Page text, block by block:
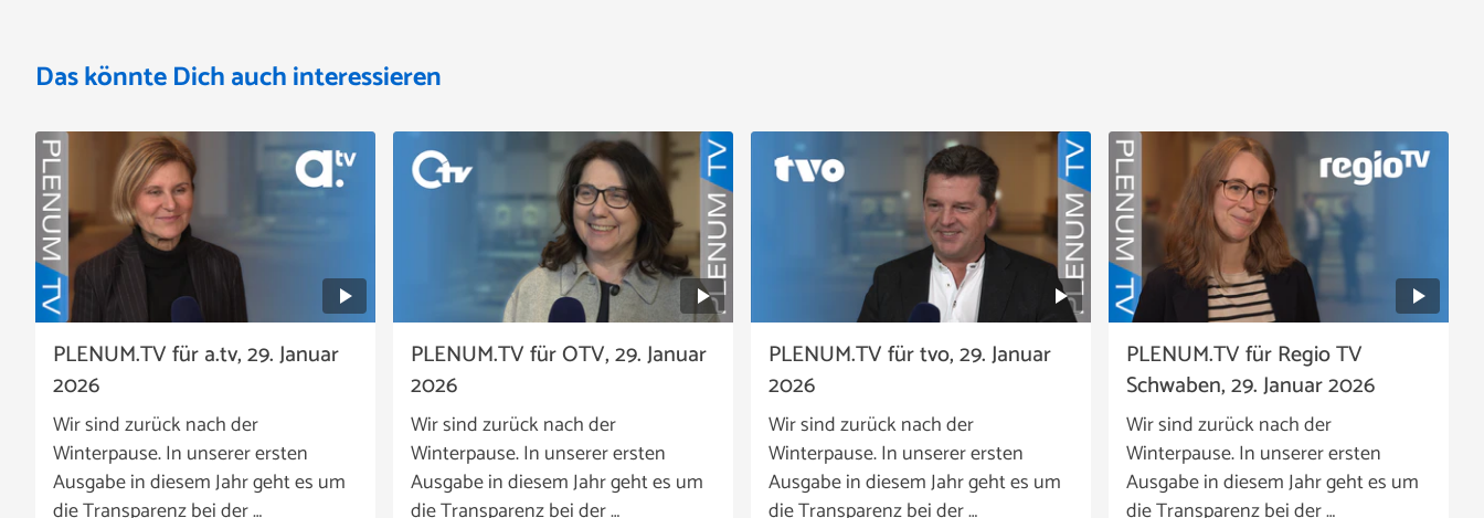
Das könnte Dich auch interessieren
PLENUM.TV für a.tv, 29. Januar
2026
Wir sind zurück nach der
Winterpause. In unserer ersten
Ausgabe in diesem Jahr geht es um
die Transparenz bei der …
PLENUM.TV für OTV, 29. Januar
2026
Wir sind zurück nach der
Winterpause. In unserer ersten
Ausgabe in diesem Jahr geht es um
die Transparenz bei der …
PLENUM.TV für tvo, 29. Januar
2026
Wir sind zurück nach der
Winterpause. In unserer ersten
Ausgabe in diesem Jahr geht es um
die Transparenz bei der …
PLENUM.TV für Regio TV
Schwaben, 29. Januar 2026
Wir sind zurück nach der
Winterpause. In unserer ersten
Ausgabe in diesem Jahr geht es um
die Transparenz bei der …